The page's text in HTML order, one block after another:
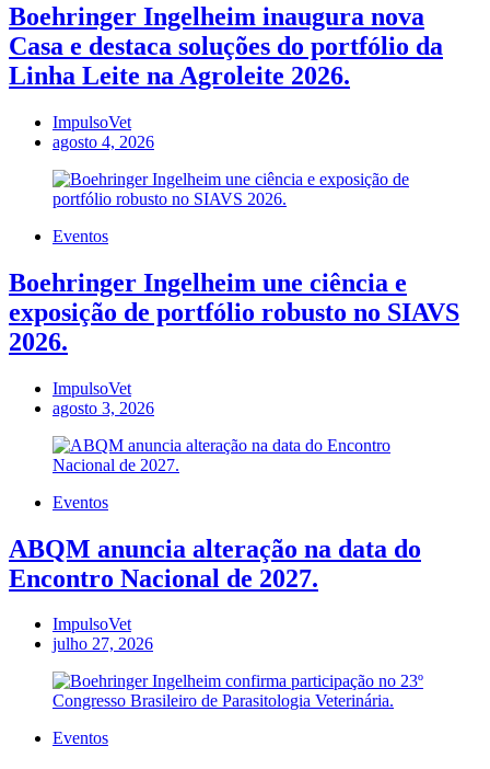
Boehringer Ingelheim inaugura nova
Casa e destaca soluções do portfólio da
Linha Leite na Agroleite 2026.
ImpulsoVet
agosto 4, 2026
Eventos
Boehringer Ingelheim une ciência e
exposição de portfólio robusto no SIAVS
2026.
ImpulsoVet
agosto 3, 2026
Eventos
ABQM anuncia alteração na data do
Encontro Nacional de 2027.
ImpulsoVet
julho 27, 2026
Eventos